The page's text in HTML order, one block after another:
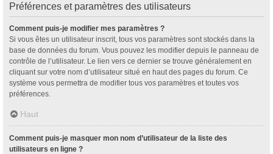
Préférences et paramètres des utilisateurs
Comment puis-je modifier mes paramètres ?
Si vous êtes un utilisateur inscrit, tous vos paramètres sont stockés dans la
base de données du forum. Vous pouvez les modifier depuis le panneau de
contrôle de l’utilisateur. Le lien vers ce dernier se trouve généralement en
cliquant sur votre nom d’utilisateur situé en haut des pages du forum. Ce
système vous permettra de modifier tous vos paramètres et toutes vos
préférences.
Haut
Comment puis-je masquer mon nom d’utilisateur de la liste des
utilisateurs en ligne ?